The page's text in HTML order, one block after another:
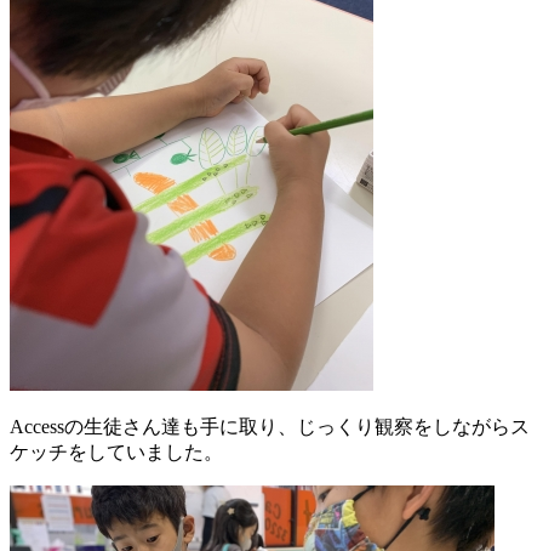
Accessの生徒さん達も手に取り、じっくり観察をしながらス
ケッチをしていました。